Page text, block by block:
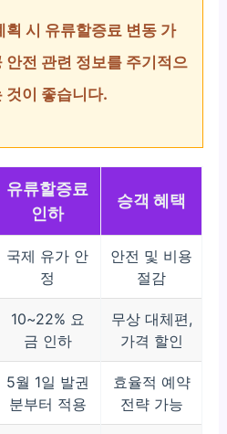
획 시 유류할증료 변동 가
안전 관련 정보를 주기적으
것이 좋습니다.
유류할증료
인하
승객 혜택
국제 유가 안
정
안전 및 비용
절감
10~22% 요
금 인하
무상 대체편,
가격 할인
5월 1일 발권
분부터 적용
효율적 예약
전략 가능